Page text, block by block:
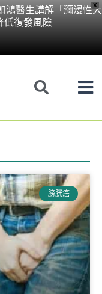
X
鴻醫生講解「瀰漫性大
低復發風險
膀胱癌